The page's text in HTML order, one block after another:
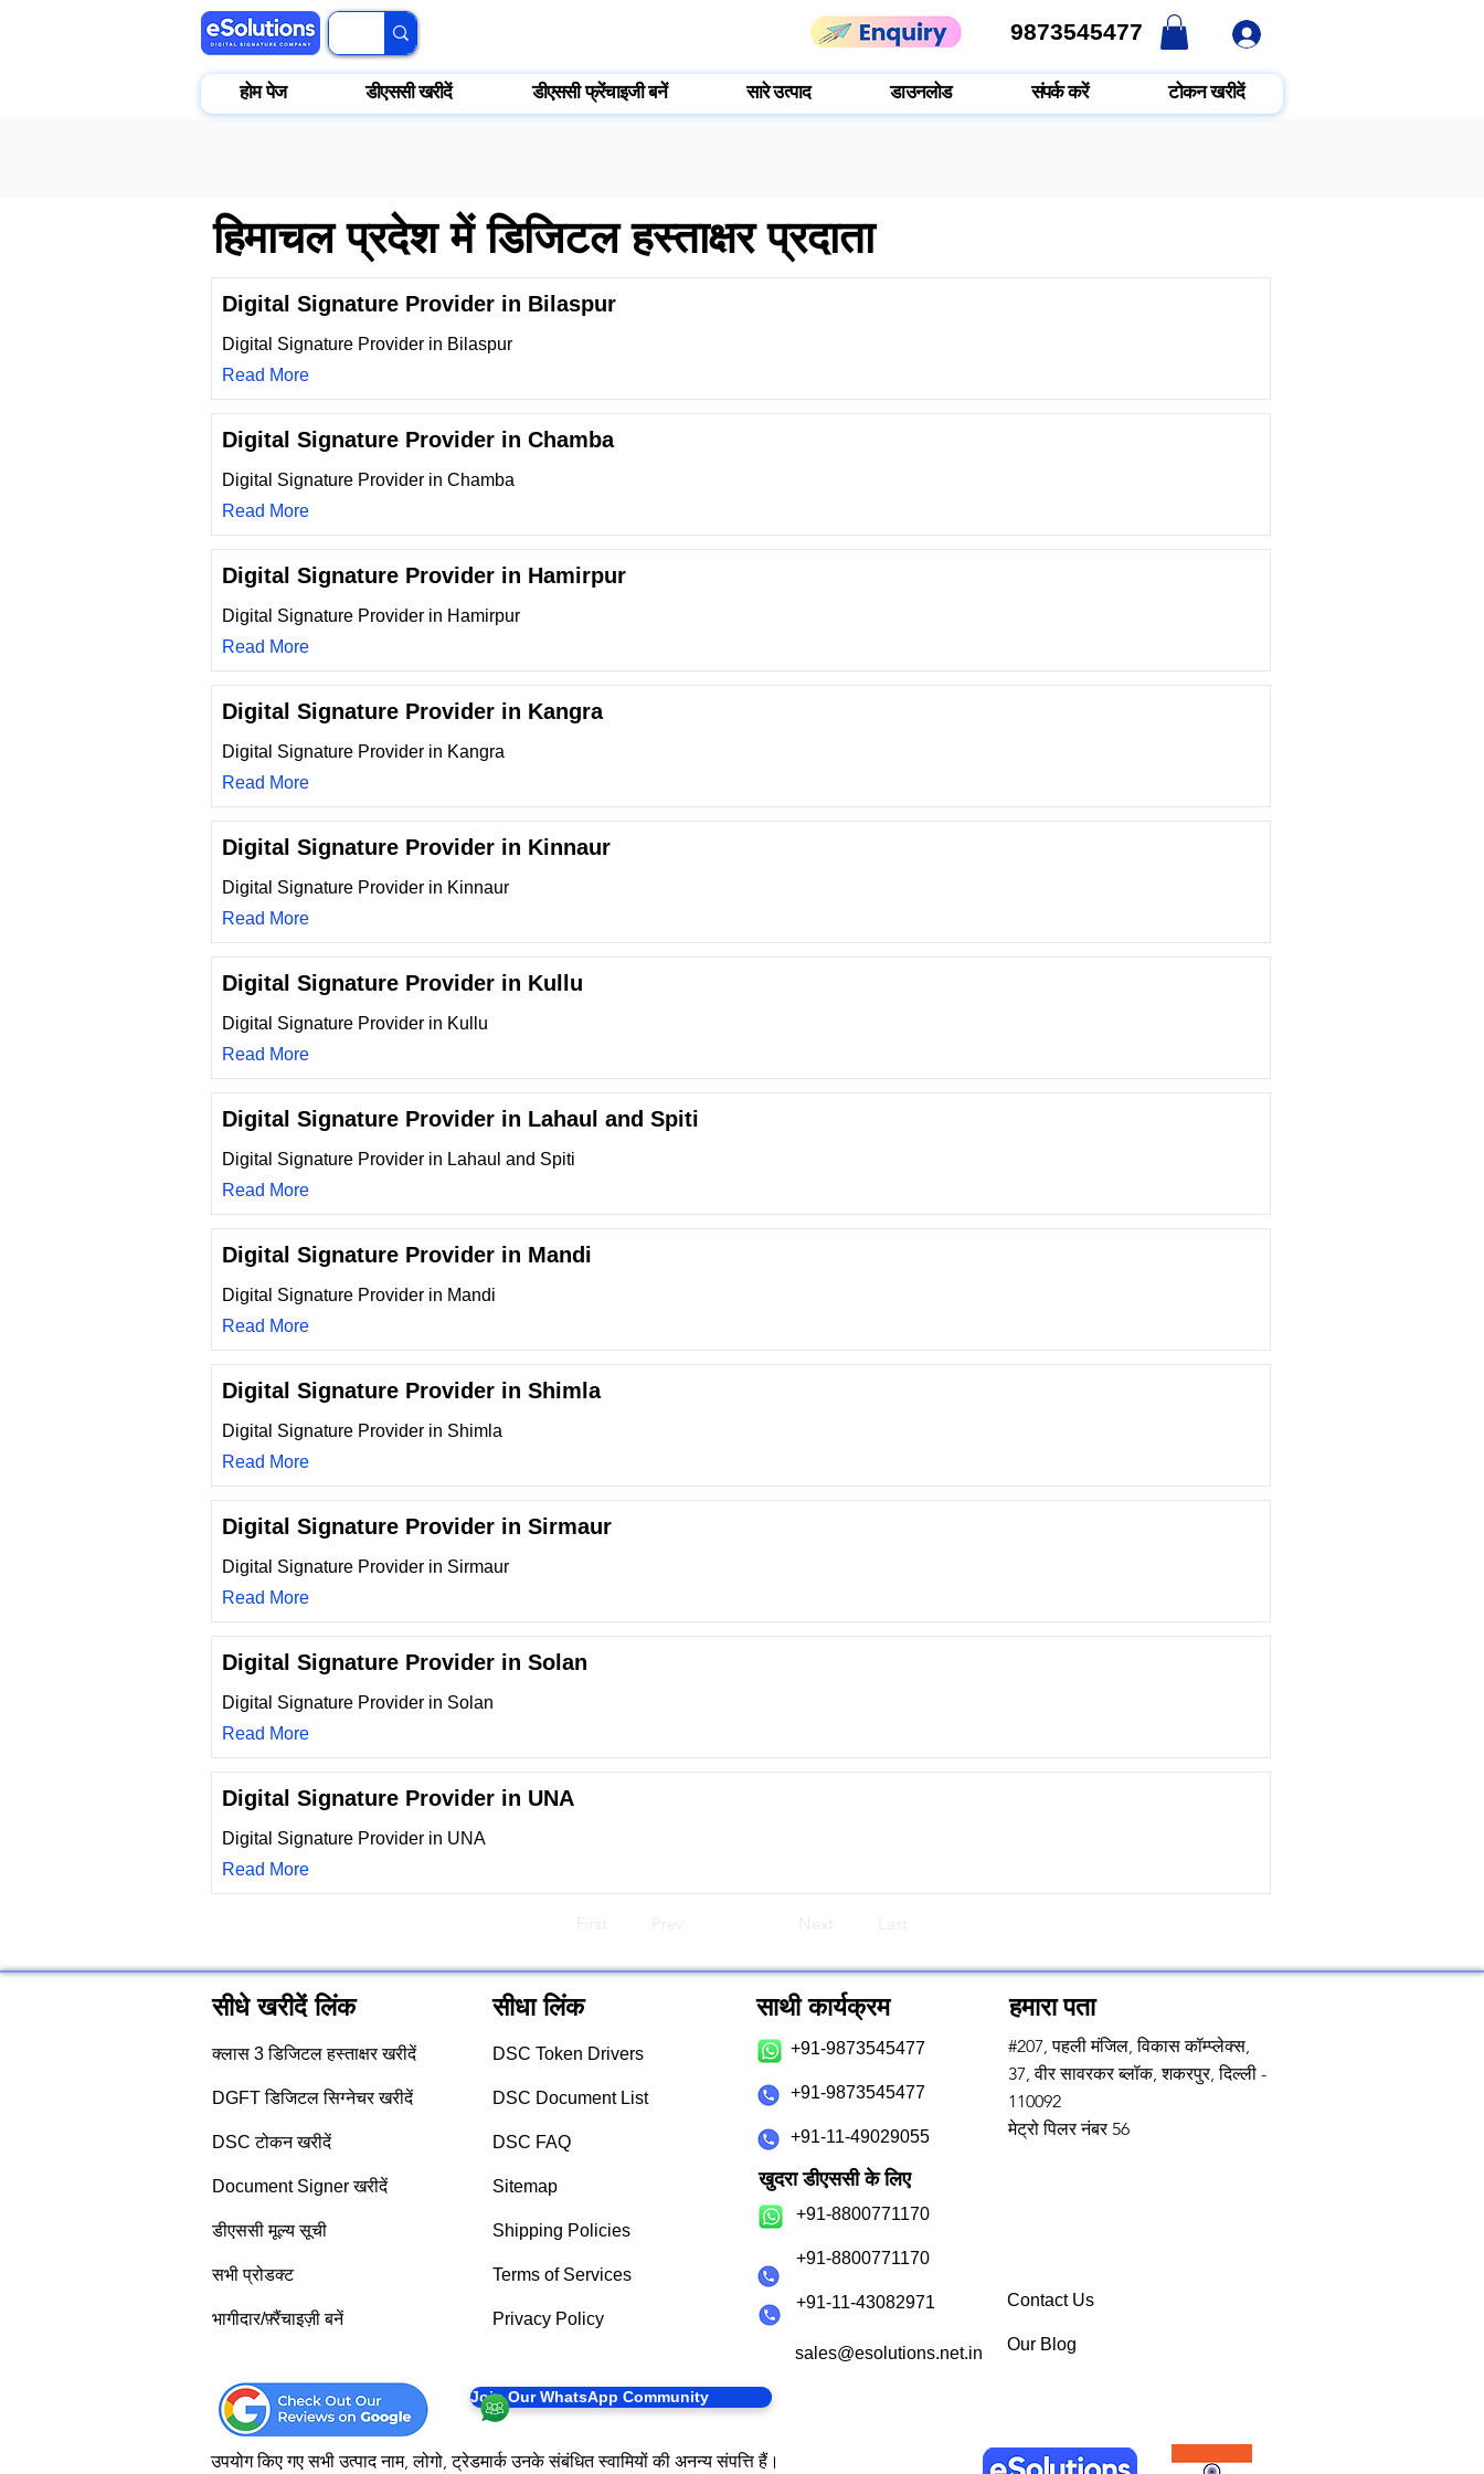
9873545477
9873545477
होम पेज डीएससी खरीदें डीएससी फ्रेंचाइजी बनें सारे उत्पाद डाउनलोड संपर्क करें टोकन खरीदें
हिमाचल प्रदेश में डिजिटल हस्ताक्षर प्रदाता
Digital Signature Provider in Bilaspur
Digital Signature Provider in Bilaspur
Read More
Digital Signature Provider in Chamba
Digital Signature Provider in Chamba
Read More
Digital Signature Provider in Hamirpur
Digital Signature Provider in Hamirpur
Read More
Digital Signature Provider in Kangra
Digital Signature Provider in Kangra
Read More
Digital Signature Provider in Kinnaur
Digital Signature Provider in Kinnaur
Read More
Digital Signature Provider in Kullu
Digital Signature Provider in Kullu
Read More
Digital Signature Provider in Lahaul and Spiti
Digital Signature Provider in Lahaul and Spiti
Read More
Digital Signature Provider in Mandi
Digital Signature Provider in Mandi
Read More
Digital Signature Provider in Shimla
Digital Signature Provider in Shimla
Read More
Digital Signature Provider in Sirmaur
Digital Signature Provider in Sirmaur
Read More
Digital Signature Provider in Solan
Digital Signature Provider in Solan
Read More
Digital Signature Provider in UNA
Digital Signature Provider in UNA
Read More
First Prev Next Last
सीधे खरीदें लिंक
क्लास 3 डिजिटल हस्ताक्षर खरीदें
DGFT डिजिटल सिग्नेचर खरीदें
DSC टोकन खरीदें
Document Signer खरीदें
डीएससी मूल्य सूची
सभी प्रोडक्ट
भागीदार/फ़्रैंचाइज़ी बनें
सीधा लिंक
DSC Token Drivers
DSC Document List
DSC FAQ
Sitemap
Shipping Policies
Terms of Services
Privacy Policy
साथी कार्यक्रम
+91-9873545477
+91-9873545477
+91-11-49029055
खुदरा डीएससी के लिए
+91-8800771170
+91-8800771170
+91-11-43082971
sales@esolutions.net.in
हमारा पता
#207, पहली मंजिल, विकास कॉम्प्लेक्स,
37, वीर सावरकर ब्लॉक, शकरपुर, दिल्ली -
110092
मेट्रो पिलर नंबर 56
Contact Us
Our Blog
Join Our WhatsApp Community
उपयोग किए गए सभी उत्पाद नाम, लोगो, ट्रेडमार्क उनके संबंधित स्वामियों की अनन्य संपत्ति हैं।